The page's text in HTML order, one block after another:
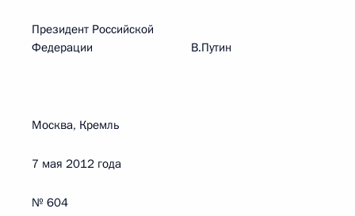
Президент Российской
Федерации В.Путин
Москва, Кремль
7 мая 2012 года
№ 604